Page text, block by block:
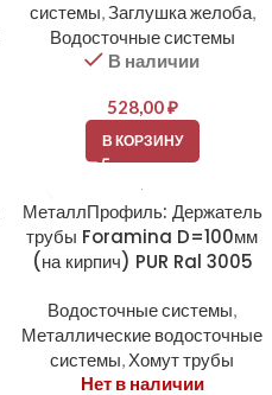
системы,Заглушка желоба,
Водосточные системы
В наличии
528,00₽
В КОРЗИНУ
МеталлПрофиль: Держатель
трубы Foramina D=100мм
(на кирпич) PUR Ral 3005
Водосточные системы,
Металлические водосточные
системы, Хомут трубы
Нет в наличии